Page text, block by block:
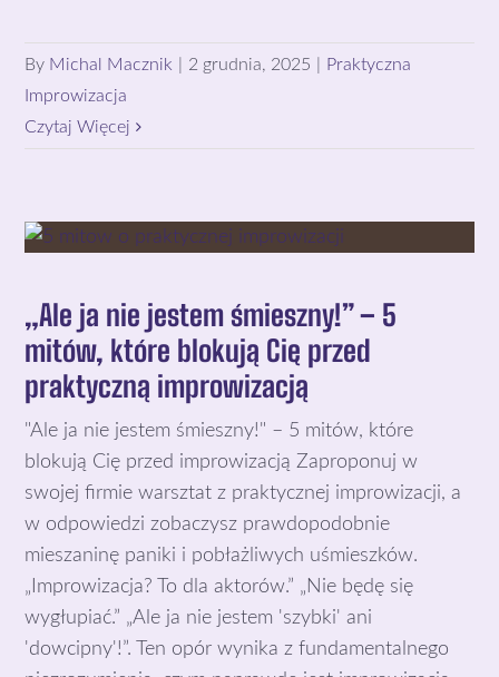
By Michal Macznik 2 grudnia, 2025
Praktyczna
Improwizacja
Czytaj Więcej
„Ale ja nie jestem śmieszny!” – 5
mitów, które blokują Cię przed
praktyczną improwizacją
"Ale ja nie jestem śmieszny!" – 5 mitów, które
blokują Cię przed improwizacją Zaproponuj w
swojej firmie warsztat z praktycznej improwizacji, a
w odpowiedzi zobaczysz prawdopodobnie
mieszaninę paniki i pobłażliwych uśmieszków.
„Improwizacja? To dla aktorów.” „Nie będę się
wygłupiać.” „Ale ja nie jestem 'szybki' ani
'dowcipny'!”. Ten opór wynika z fundamentalnego